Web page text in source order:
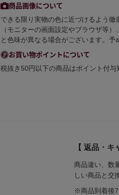
商品画像について
できる限り実物の色に近づけるよう
（モニターの画面設定やブラウザ等
と色味が異なる場合がございます。予
お買い物ポイントについて
税抜き50円以下の商品はポイント付与
【 返品・キ
商品違い、数
しい商品と交
※商品到着後7